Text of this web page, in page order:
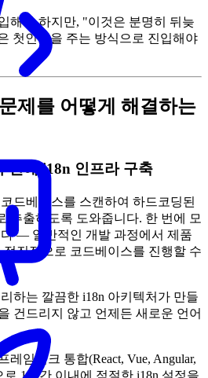
해야 하지만, "이것은 분명히 뒤늦
첫인상을 주는 방식으로 진입해야
제를 어떻게 해결하는
전에 i18n 인프라 구축
드베이스를 스캔하여 하드코딩된
추출하도록 도와줍니다. 한 번에 모
— 일반적인 개발 과정에서 제품
진적으로 코드베이스를 진행할 수
하는 깔끔한 i18n 아키텍처가 만들
건드리지 않고 언제든 새로운 언어
임워크 통합(React, Vue, Angular,